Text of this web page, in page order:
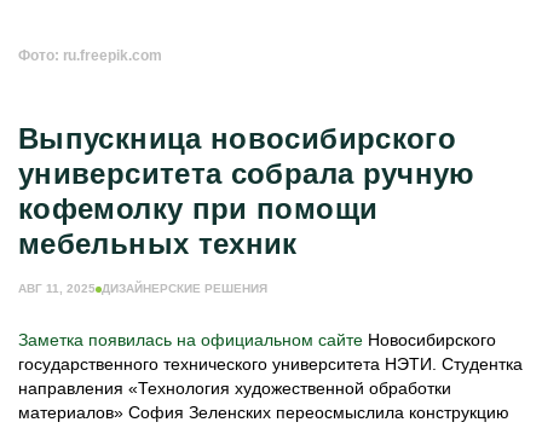
Фото: ru.freepik.com
Выпускница новосибирского
университета собрала ручную
кофемолку при помощи
мебельных техник
АВГ 11, 2025 ДИЗАЙНЕРСКИЕ РЕШЕНИЯ
Заметка появилась на официальном сайте Новосибирского
государственного технического университета НЭТИ. Студентка
направления «Технология художественной обработки
материалов» София Зеленских переосмыслила конструкцию